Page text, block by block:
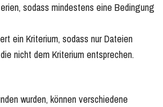
sodass mindestens eine Bedingung
ein Kriterium, sodass nur Dateien
nicht dem Kriterium entsprechen.
wurden, können verschiedene